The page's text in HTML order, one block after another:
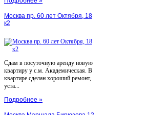
Москва пр. 60 лет Октября, 18
к2
Сдам в посуточную аренду новую
квартиру у с.м. Академическая. В
квартире сделан хороший ремонт,
уста...
Подробнее »